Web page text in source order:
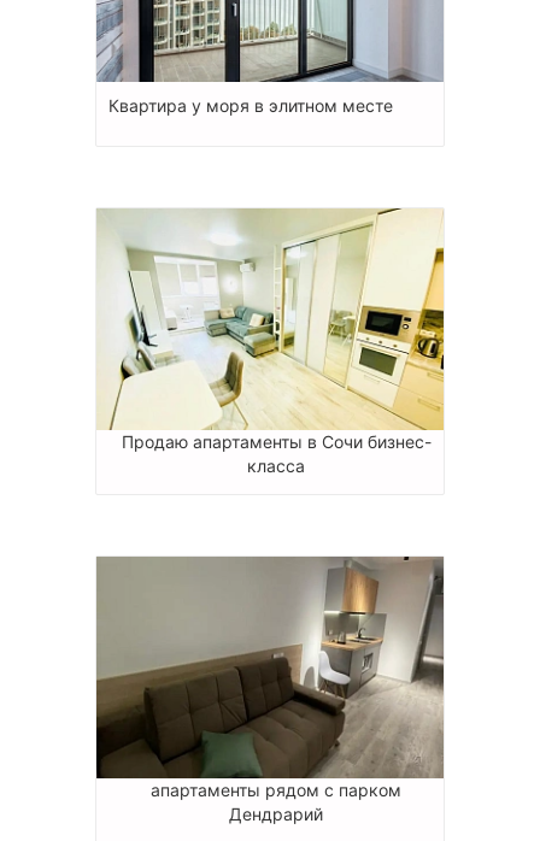
Квартира у моря в элитном месте
Продаю апартаменты в Сочи бизнес-
класса
апартаменты рядом с парком
Дендрарий